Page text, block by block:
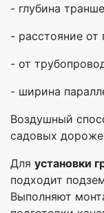
- глубина
- расстояние
- от
- ширина
Воздушный
садовых
Для установки
подходит
Выполняют